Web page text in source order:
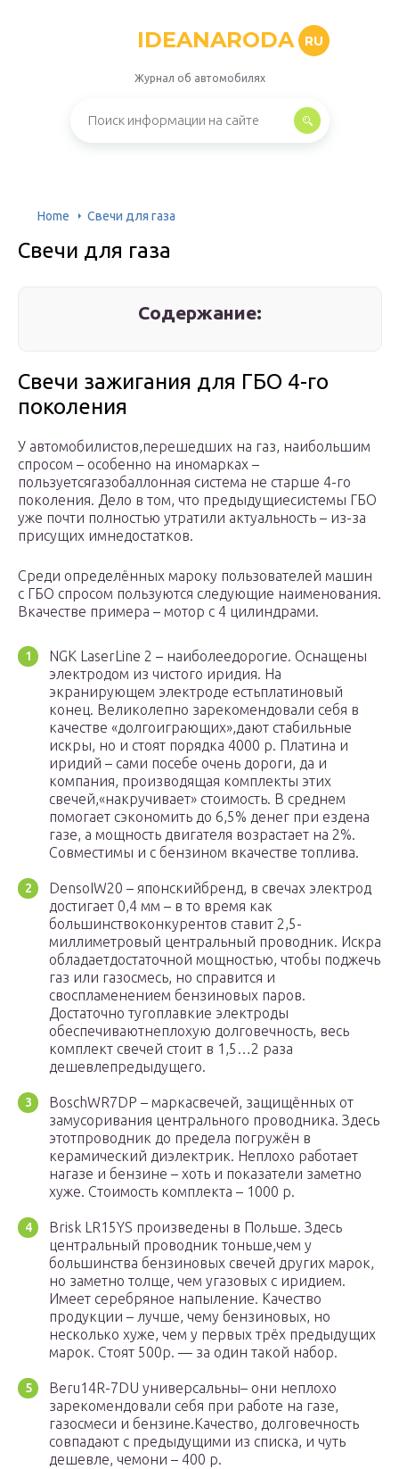
IDEANARODA RU
Журнал об автомобилях
Home Свечи для газа
Свечи для газа
Содержание:
Свечи зажигания для ГБО 4-го
поколения
У автомобилистов,перешедших на газ, наибольшим
спросом – особенно на иномарках –
пользуетсягазобаллонная система не старше 4-го
поколения. Дело в том, что предыдущиесистемы ГБО
уже почти полностью утратили актуальность – из-за
присущих имнедостатков.
Среди определённых мароку пользователей машин
с ГБО спросом пользуются следующие наименования.
Вкачестве примера – мотор с 4 цилиндрами.
NGK LaserLine 2 – наиболеедорогие. Оснащены
электродом из чистого иридия. На
экранирующем электроде естьплатиновый
конец. Великолепно зарекомендовали себя в
качестве «долгоиграющих»,дают стабильные
искры, но и стоят порядка 4000 р. Платина и
иридий – сами посебе очень дороги, да и
компания, производящая комплекты этих
свечей,«накручивает» стоимость. В среднем
помогает сэкономить до 6,5% денег при ездена
газе, а мощность двигателя возрастает на 2%.
Совместимы и с бензином вкачестве топлива.
DensoIW20 – японскийбренд, в свечах электрод
достигает 0,4 мм – в то время как
большинствоконкурентов ставит 2,5-
миллиметровый центральный проводник. Искра
обладаетдостаточной мощностью, чтобы поджечь
газ или газосмесь, но справится и
своспламенением бензиновых паров.
Достаточно тугоплавкие электроды
обеспечиваютнеплохую долговечность, весь
комплект свечей стоит в 1,5…2 раза
дешевлепредыдущего.
BoschWR7DP – маркасвечей, защищённых от
замусоривания центрального проводника. Здесь
этотпроводник до предела погружён в
керамический диэлектрик. Неплохо работает
нагазе и бензине – хоть и показатели заметно
хуже. Стоимость комплекта – 1000 р.
Brisk LR15YS произведены в Польше. Здесь
центральный проводник тоньше,чем у
большинства бензиновых свечей других марок,
но заметно толще, чем угазовых с иридием.
Имеет серебряное напыление. Качество
продукции – лучше, чему бензиновых, но
несколько хуже, чем у первых трёх предыдущих
марок. Стоят 500р. — за один такой набор.
Beru14R-7DU универсальны– они неплохо
зарекомендовали себя при работе на газе,
газосмеси и бензине.Качество, долговечность
совпадают с предыдущими из списка, и чуть
дешевле, чемони – 400 р.